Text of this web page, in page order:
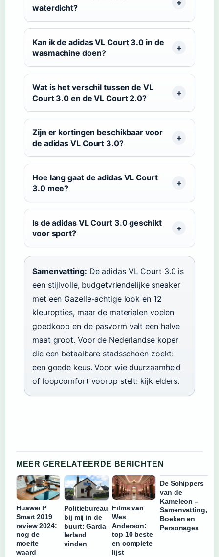
waterdicht?
Kan ik de adidas VL Court 3.0 in de
wasmachine doen?
Wat is het verschil tussen de VL
Court 3.0 en de VL Court 2.0?
Zijn er kortingen beschikbaar voor
de adidas VL Court 3.0?
Hoe lang gaat de adidas VL Court
3.0 mee?
Is de adidas VL Court 3.0 geschikt
voor sport?
Samenvatting: De adidas VL Court 3.0 is
een stijlvolle, budgetvriendelijke sneaker
met een Gazelle-achtige look en 12
kleuropties, maar de materialen voelen
goedkoop en de pasvorm valt een halve
maat groot. Voor de Nederlandse koper
die een betaalbare stadsschoen zoekt:
een goede keus. Voor wie duurzaamheid
of loopcomfort voorop stelt: kijk elders.
MEER GERELATEERDE BERICHTEN
Huawei P
Smart 2019
review 2024:
nog de
moeite
waard
Politiebureau
bij mij in de
buurt: Garda
Ierland
vinden
Films van
Wes
Anderson:
top 10 beste
en complete
lijst
De Schippers
van de
Kameleon –
Samenvatting,
Boeken en
Personages